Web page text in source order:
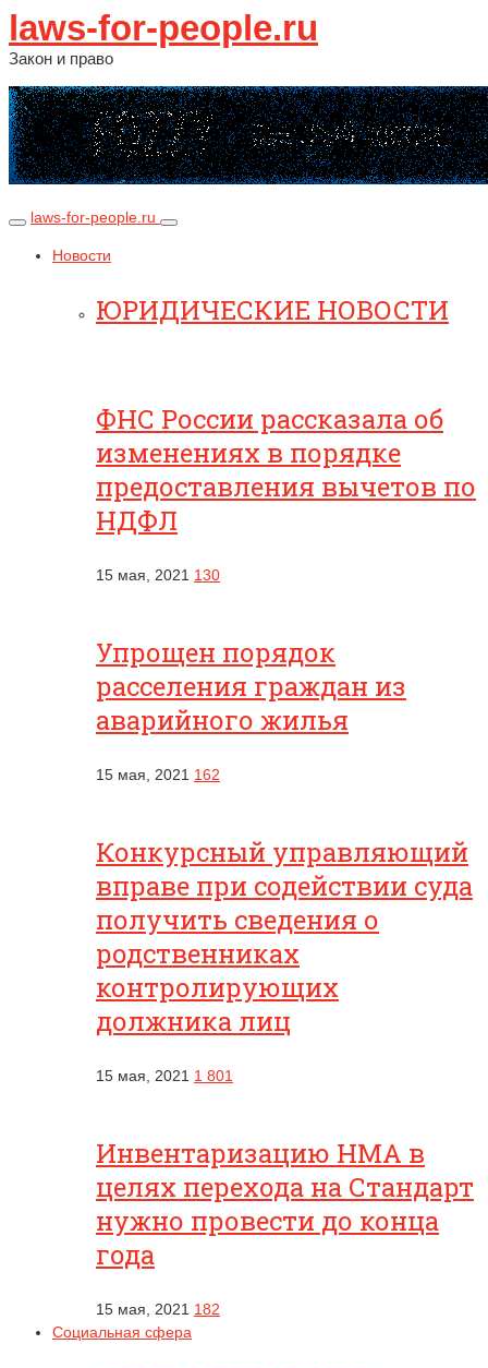
laws-for-people.ru
Закон и право
laws-for-people.ru
Новости
ЮРИДИЧЕСКИЕ НОВОСТИ
ФНС России рассказала об
изменениях в порядке
предоставления вычетов по
НДФЛ
15 мая, 2021 130
Упрощен порядок
расселения граждан из
аварийного жилья
15 мая, 2021 162
Конкурсный управляющий
вправе при содействии суда
получить сведения о
родственниках
контролирующих
должника лиц
15 мая, 2021 1 801
Инвентаризацию НМА в
целях перехода на Стандарт
нужно провести до конца
года
15 мая, 2021 182
Социальная сфера